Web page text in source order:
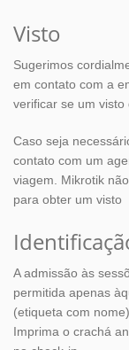
Visto
Sugerimos
em contato com a
verificar se um
Caso seja
contato com um
viagem. Mikrotik
para obter um visto
A admissão às
permitida apenas
(etiqueta com
Imprima o crachá